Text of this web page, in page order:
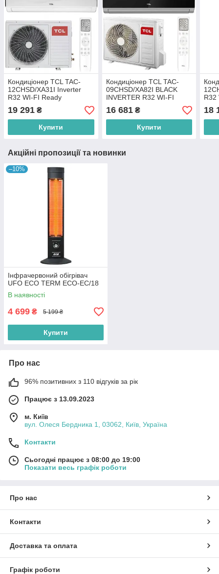
Кондиціонер TCL TAC-
12CHSD/XA31I Inverter
R32 WI-FI Ready
19 291 ₴
Купити
Кондиціонер TCL TAC-
09CHSD/XA82I BLACK
INVERTER R32 WI-FI
READY
16 681₴
Купити
R32
18
Акційні пропозиції та новинки
–10%
Інфрачервоний обігрівач
UFO ECO TERM ECO-EC/18
В наявності
4 699 ₴ 5 199 ₴
Купити
Про нас
96% позитивних з 110 відгуків за рік
Працює з 13.09.2023
м. Київ
вул. Олеся Бердника 1, 03062, Київ, Україна
Контакти
Сьогодні працює з 08:00 до 19:00
Показати весь графік роботи
Про нас
Контакти
Доставка та оплата
Графік роботи